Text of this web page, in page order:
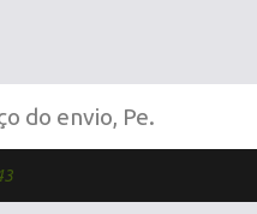
do envio, Pe.